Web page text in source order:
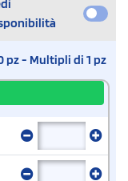
pz - Multipli di 1 pz